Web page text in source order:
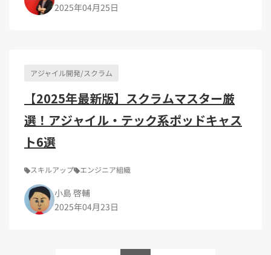
2025年04月25日
アジャイル開発/スクラム
【2025年最新版】スクラムマスター厳
選！アジャイル・テック系ポッドキャス
ト6選
スキルアップ エンジニア組織
小島 啓輔
2025年04月23日